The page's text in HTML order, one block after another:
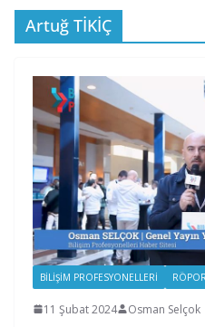
Artuğ TİKİÇ
BILIŞIM PROFESYONELLERI
11 Şubat 2024 Osman Selçok